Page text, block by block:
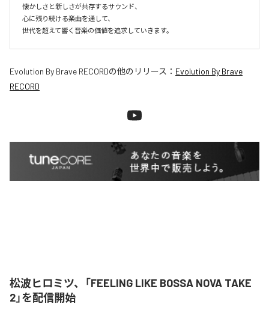
懐かしさと新しさが共存するサウンド、
心に残り続ける楽曲を通して、
世代を超えて響く音楽の価値を追求していきます。
Evolution By Brave RECORDの他のリリース： Evolution By Brave
RECORD
松波ヒロミツ、「FEELING LIKE BOSSA NOVA TAKE
2」を配信開始